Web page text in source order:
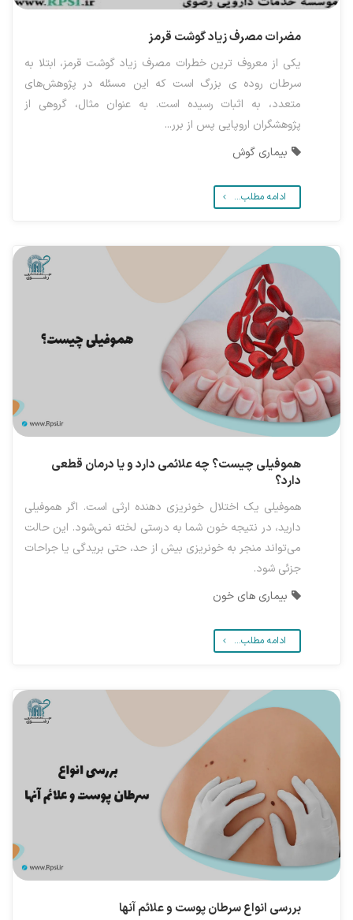
مضرات مصرف زیاد گوشت قرمز
یکی از معروف ترین خطرات مصرف زیاد گوشت قرمز، ابتلا به
سرطان روده ی بزرگ است که این مسئله در پژوهش‌های
متعدد، به اثبات رسیده است. به عنوان مثال، گروهی از
پژوهشگران اروپایی پس از برر...
بیماری گوش
ادامه مطلب...
هموفیلی چیست؟ چه علائمی دارد و یا درمان قطعی
دارد؟
هموفیلی یک اختلال خونریزی دهنده ارثی است. اگر هموفیلی
دارید، در نتیجه خون شما به درستی لخته نمی‌شود. این حالت
می‌تواند منجر به خونریزی بیش از حد، حتی بریدگی یا جراحات
جزئی شود.
بیماری های خون
ادامه مطلب...
بررسی انواع سرطان پوست و علائم آنها